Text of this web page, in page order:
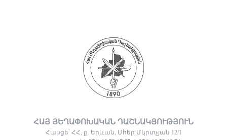
ՀԱՅ ՅԵՂԱՓՈԽԱԿԱՆ ԴԱՇՆԱԿՑՈՒԹՅՈՒՆ
Հասցե՝ ՀՀ, ք. Երևան, Մհեր Մկրտչյան 12/1